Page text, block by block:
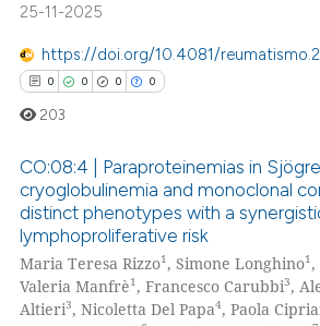
25-11-2025
https://doi.org/10.4081/
0 0 0 0
Citing Publications
Supporting
Mentioning
Contrasting
203
CO:08:4 | Paraproteinemias in
cryoglobulinemia and monoclonal
distinct phenotypes with a
lymphoproliferative risk
Maria Teresa Rizzo1, Simone Longhino1,
Valeria Manfrè1, Francesco Carubbi3,
Altieri3, Nicoletta Del Papa4, Paola